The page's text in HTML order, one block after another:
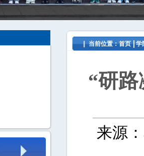
当前位置：首页 学
“研
来源